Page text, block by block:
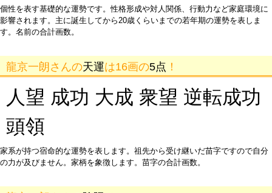
個性を表す基礎的な運勢です。性格形成や対人関係、行動力など家庭環境に
影響されます。主に誕生してから20歳くらいまでの若年期の運勢を表しま
す。名前の合計画数。
龍京一朗さんの天運は16画の5点 ！
人望 成功 大成 衆望 逆転成功
頭領
家系が持つ宿命的な運勢を表します。祖先から受け継いだ苗字ですので自分
の力が及びません。家柄を象徴します。苗字の合計画数。